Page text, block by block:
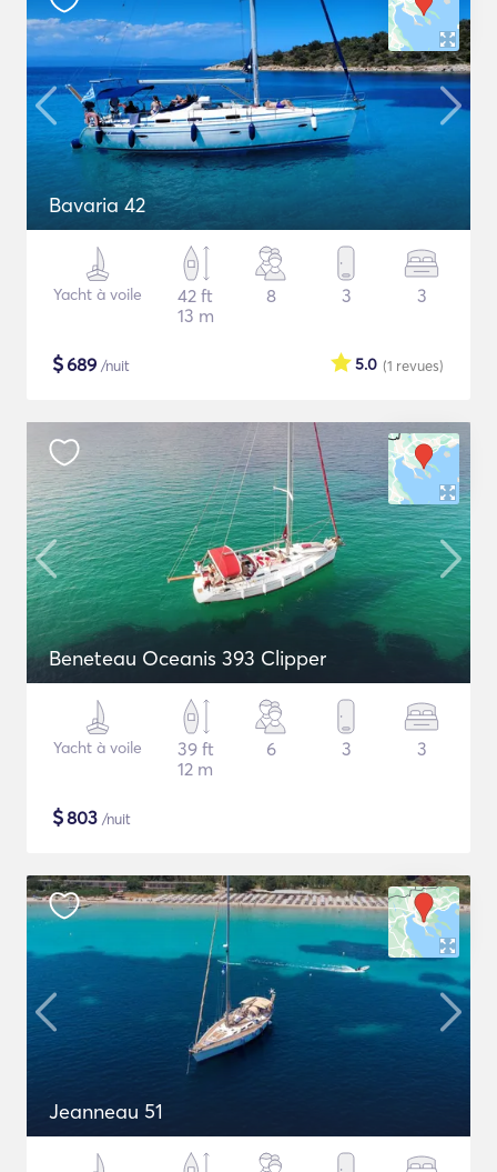
Bavaria 42
Yacht à voile
42 ft
13 m
8 3 3
$689 /nuit (1 revues)
5.0
Beneteau Oceanis 393 Clipper
Yacht à voile
39 ft
12 m
6 3 3
$803 /nuit
Jeanneau 51